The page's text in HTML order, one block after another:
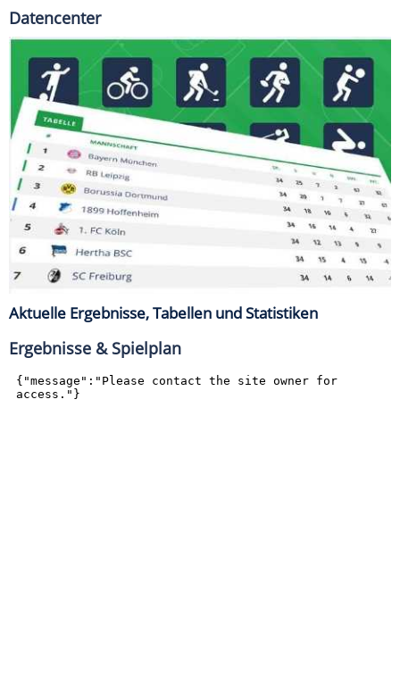
Datencenter
Aktuelle Ergebnisse, Tabellen und Statistiken
Ergebnisse & Spielplan